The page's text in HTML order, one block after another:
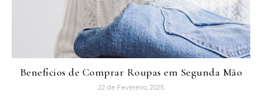
Benefícios de Comprar Roupas em Segunda Mão
22 de Fevereiro, 2025